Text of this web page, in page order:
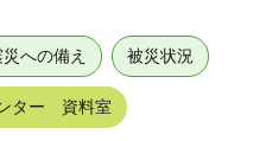
災への備え 被災状況
ター 資料室